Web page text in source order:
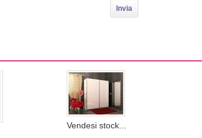
Vendesi stock...